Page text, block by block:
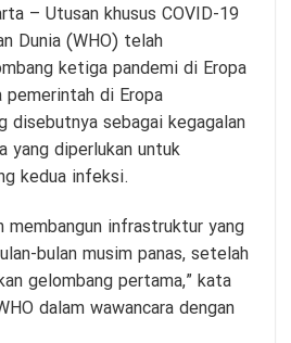
– Utusan khusus COVID-19
Dunia (WHO) telah
ketiga pandemi di Eropa
pemerintah di Eropa
disebutnya sebagai kegagalan
yang diperlukan untuk
kedua infeksi.
membangun infrastruktur yang
bulan musim panas, setelah
gelombang pertama,” kata
dalam wawancara dengan